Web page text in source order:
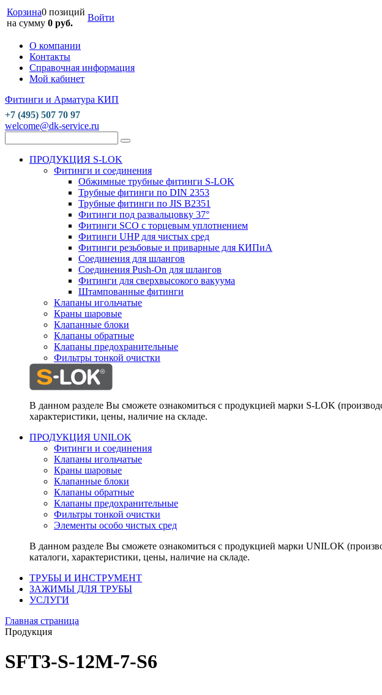
Корзина0 позиций
на сумму 0 руб.
Войти
О компании
Контакты
Справочная информация
Мой кабинет
Фитинги и Арматура КИП
+7 (495) 507 70 97
welcome@dk-service.ru
ПРОДУКЦИЯ S-LOK
Фитинги и соединения
Обжимные трубные фитинги S-LOK
Трубные фитинги по DIN 2353
Трубные фитинги по JIS B2351
Фитинги под развальцовку 37°
Фитинги SCO с торцевым уплотнением
Фитинги UHP для чистых сред
Фитинги резьбовые и приварные для КИПиА
Соединения для шлангов
Соединения Push-On для шлангов
Фитинги для сверхвысокого вакуума
Штампованные фитинги
Клапаны игольчатые
Краны шаровые
Клапанные блоки
Клапаны обратные
Клапаны предохранительные
Фильтры тонкой очистки
В данном разделе Вы сможете ознакомиться с продукцией марки S-LOK
характеристики, цены, наличие на складе.
ПРОДУКЦИЯ UNILOK
Фитинги и соединения
Клапаны игольчатые
Краны шаровые
Клапанные блоки
Клапаны обратные
Клапаны предохранительные
Фильтры тонкой очистки
Элементы особо чистых сред
В данном разделе Вы сможете ознакомиться с продукцией марки UNILOK
каталоги, характеристики, цены, наличие на складе.
ТРУБЫ И ИНСТРУМЕНТ
ЗАЖИМЫ ДЛЯ ТРУБЫ
УСЛУГИ
Главная страница
Продукция
SFT3-S-12M-7-S6